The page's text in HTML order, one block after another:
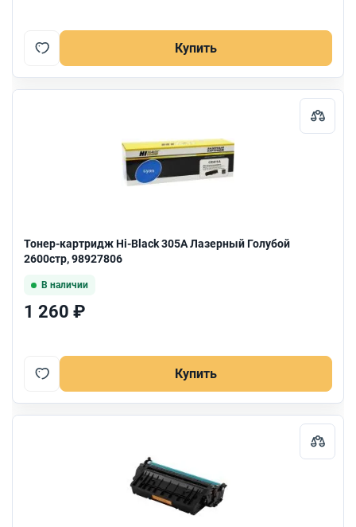
Купить
Тонер-картридж Hi-Black 305A Лазерный Голубой
2600стр, 98927806
В наличии
1 260 ₽
Купить